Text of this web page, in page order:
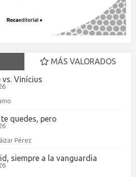
MÁS VALORADOS
Vinícius
quedes, pero
Pérez
siempre a la vanguardia